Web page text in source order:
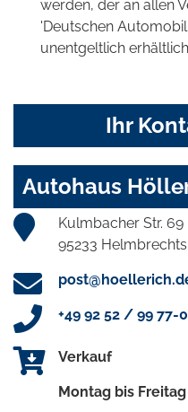
werden, der an allen
'Deutschen
unentgeltlich
Ihr
Autohaus
Kulmbacher Str. 69
95233 Helmbrechts
+49 92 52 / 99 77-0
Verkauf
Montag bis Freitag